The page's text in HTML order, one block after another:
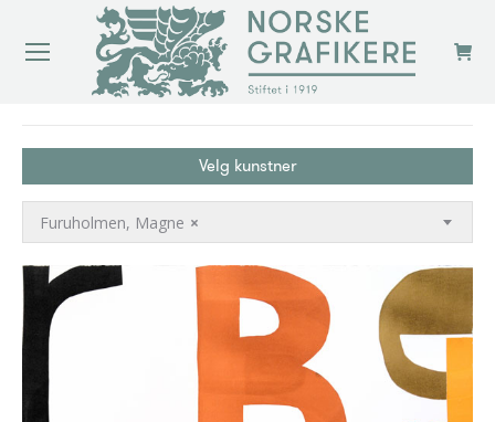
Velg kunstner
×
Furuholmen, Magne